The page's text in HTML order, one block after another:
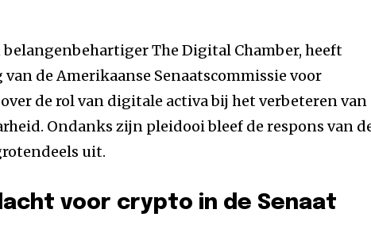
belangenbehartiger The Digital Chamber, heeft
de Amerikaanse Senaatscommissie voor
de rol van digitale activa bij het verbeteren van
Ondanks zijn pleidooi bleef de respons van
uit.
voor crypto in de Senaat